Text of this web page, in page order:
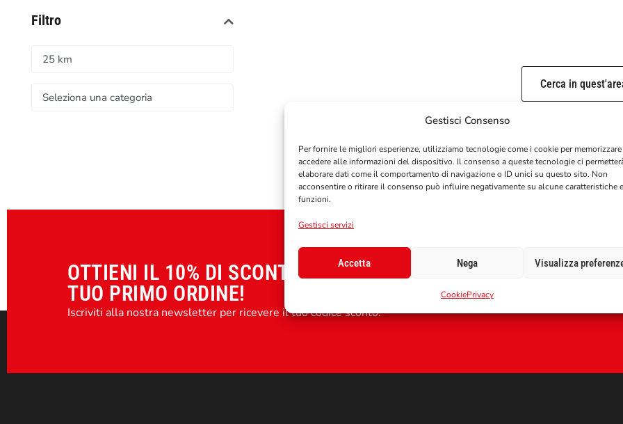
Gestisci Consenso
Per fornire le migliori esperienze, utilizziamo tecnologie come i cookie per memorizzare
accedere alle informazioni del dispositivo. Il consenso a queste tecnologie ci
elaborare dati come il comportamento di navigazione o ID unici su questo sito. Non
acconsentire o ritirare il consenso può influire negativamente su alcune caratteristiche e
funzioni.
Gestisci servizi
Accetta Nega Visualizza
CookiePrivacy
Filtro
Cerca in
OTTIENI IL 10% DI SCONTO SUL
TUO PRIMO ORDINE!
Iscriviti alla nostra newsletter per ricevere il tuo codice sconto.